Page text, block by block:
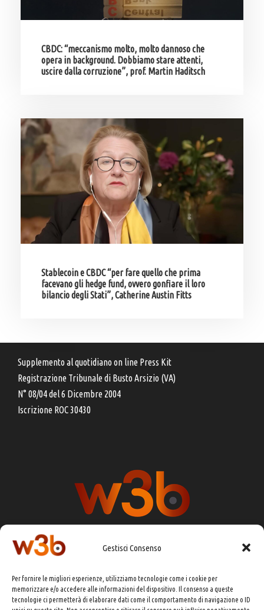
Gestisci Consenso
Per fornire le migliori esperienze, utilizziamo tecnologie come i cookie per
memorizzare e/o accedere alle informazioni del dispositivo. Il consenso a queste
tecnologie ci permetterà di elaborare dati come il comportamento di navigazione o ID
CBDC: “meccanismo molto, molto dannoso che
opera in background. Dobbiamo stare attenti,
uscire dalla corruzione”, prof. Martin Haditsch
Stablecoin e CBDC “per fare quello che prima
facevano gli hedge fund, ovvero gonfiare il loro
bilancio degli Stati”, Catherine Austin Fitts
Supplemento al quotidiano on line Press Kit
Registrazione Tribunale di Busto Arsizio (VA)
N° 08/04 del 6 Dicembre 2004
Iscrizione ROC 30430
DIRETTORE RESPONSABILE:
CHIARA PORTA
REDAZIONE & GRAFICA:EOIPSO.IT
EDITORE:EOIPSO.IT